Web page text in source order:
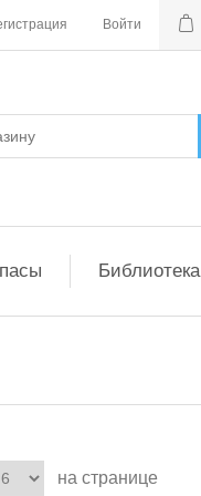
Войти
Библиотека
на странице